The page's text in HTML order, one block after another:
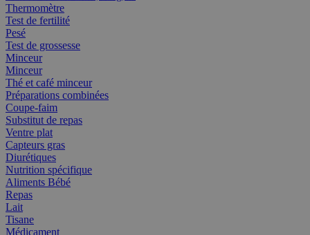
Thermomètre
Test de fertilité
Pesé
Test de grossesse
Minceur
Minceur
Thé et café minceur
Préparations combinées
Coupe-faim
Substitut de repas
Ventre plat
Capteurs gras
Diurétiques
Nutrition spécifique
Aliments Bébé
Repas
Lait
Tisane
Médicament